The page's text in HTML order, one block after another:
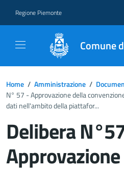
Regione Piemonte
Comune
Home / Amministrazione /
N° 57 - Approvazione della
dati nell'ambito della piattafor...
Delibera